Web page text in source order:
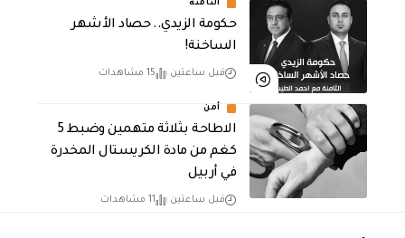
الثامنة
حكومة الزيدي.. حصاد الأشهر
الساخنة!
قبل ساعتين 15 مشاهدات
أمن
الاطاحة بثلاثة متهمين وضبط 5
كغم من مادة الكريستال المخدرة ​
في أربيل
قبل ساعتين 11 مشاهدات